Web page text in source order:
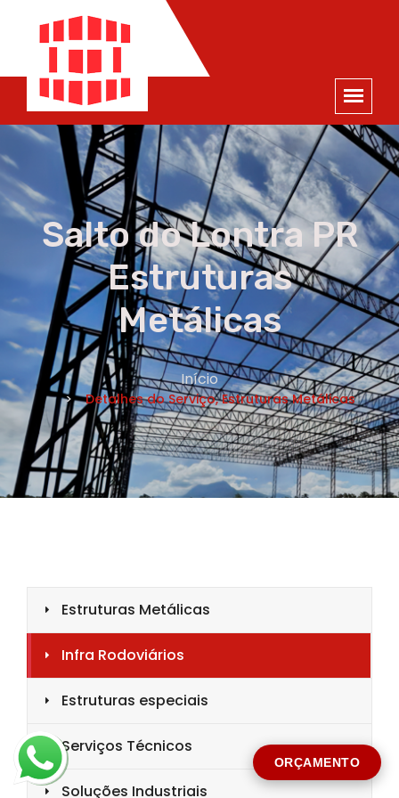
ORÇAMENTO
×
ORÇAMENTO
NOME *
E-MAIL *
TELEFONE *
CIDADE *
MENSAGEM *